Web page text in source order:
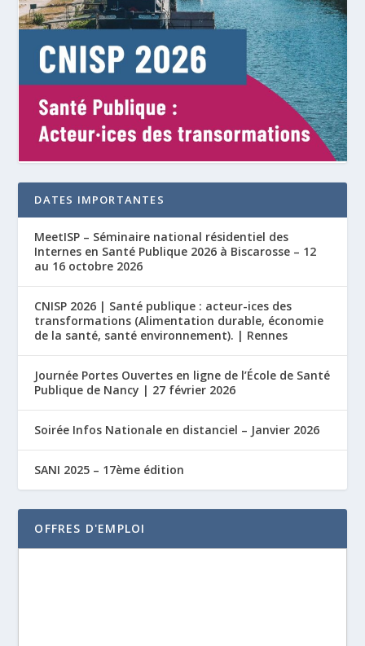
DATES IMPORTANTES
MeetISP – Séminaire national résidentiel des
Internes en Santé Publique 2026 à Biscarosse – 12
au 16 octobre 2026
CNISP 2026 | Santé publique : acteur-ices des
transformations (Alimentation durable, économie
de la santé, santé environnement). | Rennes
Journée Portes Ouvertes en ligne de l’École de Santé
Publique de Nancy | 27 février 2026
Soirée Infos Nationale en distanciel – Janvier 2026
SANI 2025 – 17ème édition
OFFRES D'EMPLOI